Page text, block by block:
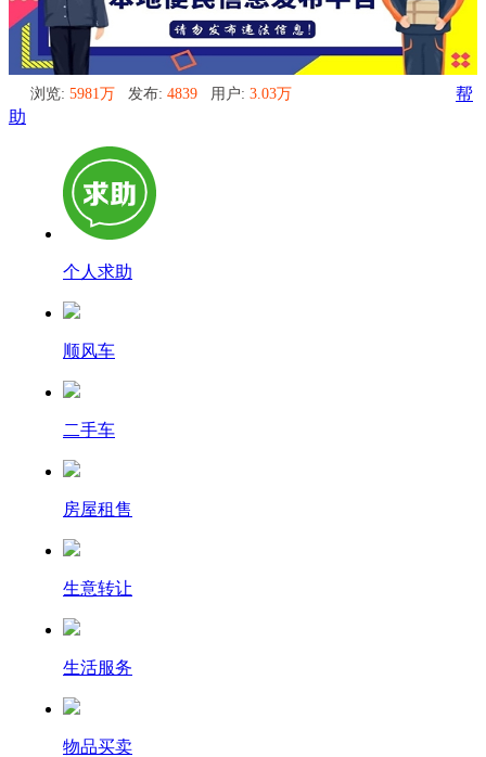
浏览: 5981万 发布: 4839 用户: 3.03万
帮
助
个人求助
顺风车
二手车
房屋租售
生意转让
生活服务
物品买卖